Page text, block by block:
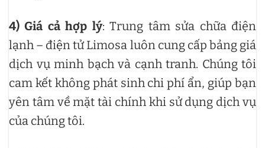
4)Giá cả hợp lý: Trung tâm sửa chữa điện
lạnh – điện tử Limosa luôn cung cấp bảng giá
dịch vụ minh bạch và cạnh tranh. Chúng tôi
cam kết không phát sinh chi phí ẩn, giúp bạn
yên tâm về mặt tài chính khi sử dụng dịch vụ
của chúng tôi.